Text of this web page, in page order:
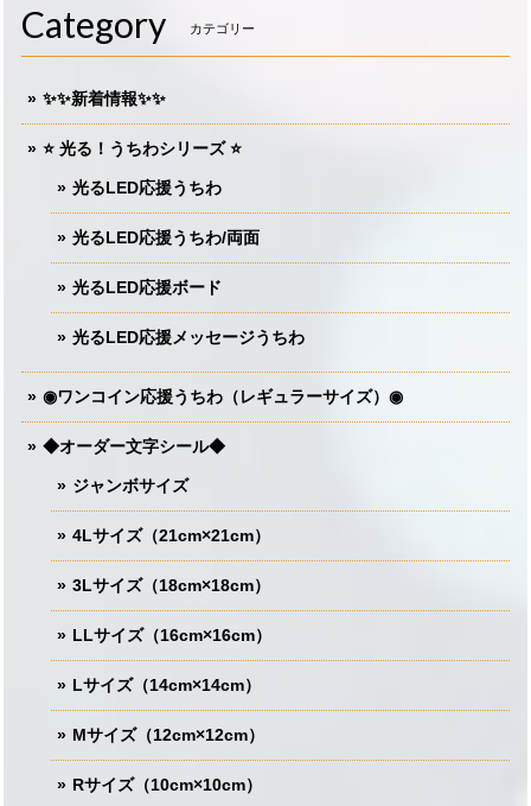
Category カテゴリー
✨✨新着情報✨✨
⭐️ 光る！うちわシリーズ ⭐️
光るLED応援うちわ
光るLED応援うちわ/両面
光るLED応援ボード
光るLED応援メッセージうちわ
◉ワンコイン応援うちわ（レギュラーサイズ）◉
◆オーダー文字シール◆
ジャンボサイズ
4Lサイズ（21cm×21cm）
3Lサイズ（18cm×18cm）
LLサイズ（16cm×16cm）
Lサイズ（14cm×14cm）
Mサイズ（12cm×12cm）
Rサイズ（10cm×10cm）